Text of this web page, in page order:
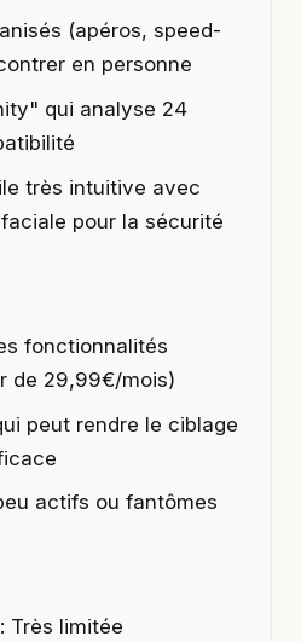
(apéros, speed-
en personne
qui analyse 24
très intuitive avec
pour la sécurité
fonctionnalités
de 29,99€/mois)
peut rendre le ciblage
actifs ou fantômes
Très limitée